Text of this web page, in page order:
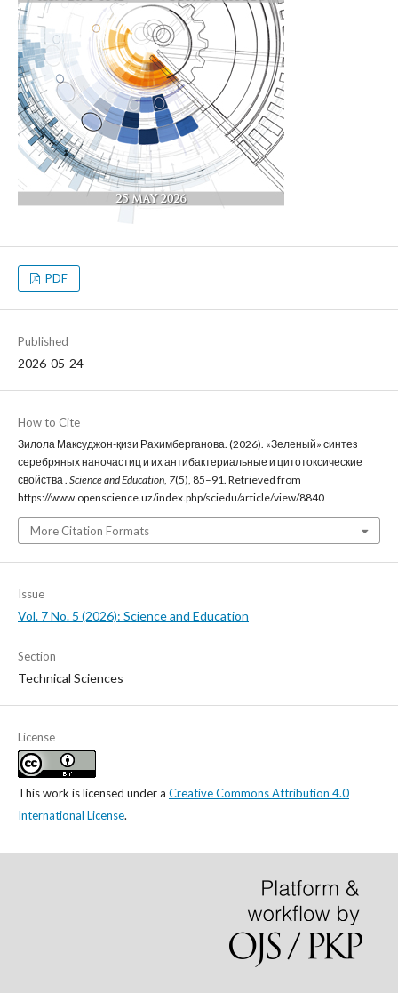
PDF
Published
2026-05-24
How to Cite
Зилола Максуджон-қизи Рахимберганова. (2026). «Зеленый» синтез
серебряных наночастиц и их антибактериальные и цитотоксические
свойства . Science and Education, 7(5), 85–91. Retrieved from
https://www.openscience.uz/index.php/sciedu/article/view/8840
More Citation Formats
Issue
Vol. 7 No. 5 (2026): Science and Education
Section
Technical Sciences
License
This work is licensed under a Creative Commons Attribution 4.0
International License.